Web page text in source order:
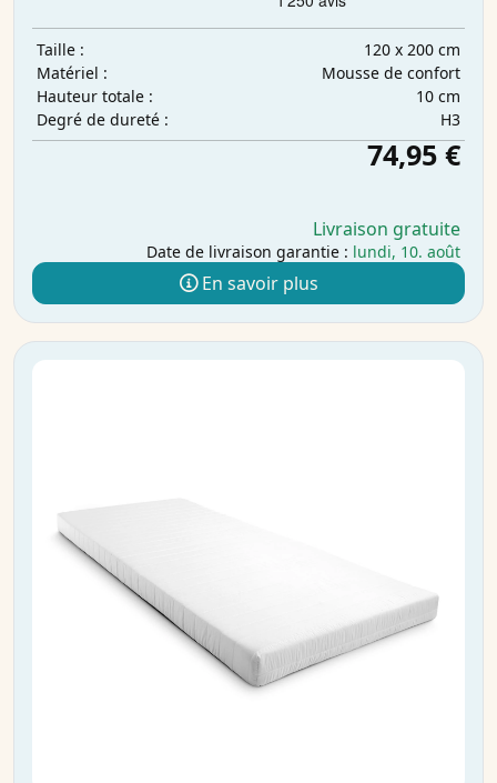
Taille :
120 x 200 cm
Matériel :
Mousse de confort
Hauteur totale :
10 cm
Degré de dureté :
H3
74,95 €
Livraison gratuite
Date de livraison garantie : lundi, 10. août
En savoir plus